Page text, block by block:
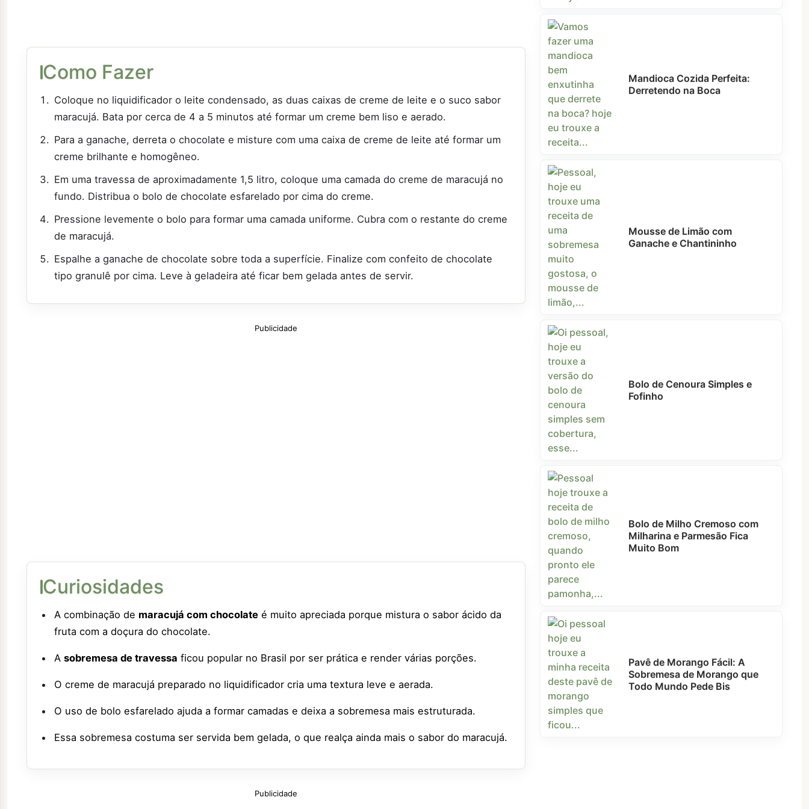
Como Fazer
Coloque no liquidificador o leite condensado, as duas caixas de creme de leite e o suco sabor
maracujá. Bata por cerca de 4 a 5 minutos até formar um creme bem liso e aerado.
Para a ganache, derreta o chocolate e misture com uma caixa de creme de leite até formar um
creme brilhante e homogêneo.
Em uma travessa de aproximadamente 1,5 litro, coloque uma camada do creme de maracujá no
fundo. Distribua o bolo de chocolate esfarelado por cima do creme.
Pressione levemente o bolo para formar uma camada uniforme. Cubra com o restante do creme
de maracujá.
Espalhe a ganache de chocolate sobre toda a superfície. Finalize com confeito de chocolate
tipo granulê por cima. Leve à geladeira até ficar bem gelada antes de servir.
Publicidade
Curiosidades
A combinação de maracujá com chocolate é muito apreciada porque mistura o sabor ácido da
fruta com a doçura do chocolate.
A sobremesa de travessa ficou popular no Brasil por ser prática e render várias porções.
O creme de maracujá preparado no liquidificador cria uma textura leve e aerada.
O uso de bolo esfarelado ajuda a formar camadas e deixa a sobremesa mais estruturada.
Essa sobremesa costuma ser servida bem gelada, o que realça ainda mais o sabor do maracujá.
Publicidade
Mandioca Cozida Perfeita:
Derretendo na Boca
Mousse de Limão com
Ganache e Chantininho
Bolo de Cenoura Simples e
Fofinho
Bolo de Milho Cremoso com
Milharina e Parmesão Fica
Muito Bom
Pavê de Morango Fácil: A
Sobremesa de Morango que
Todo Mundo Pede Bis